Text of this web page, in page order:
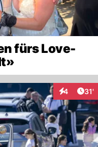
fürs Love-
4 31'